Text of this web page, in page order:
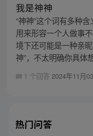
我是神神
“神神”这个词有多种
用来形容一个人做事
境下还可能是一种亲
神”，不太明确你具体
1 个回答 2024年11月
热门问答